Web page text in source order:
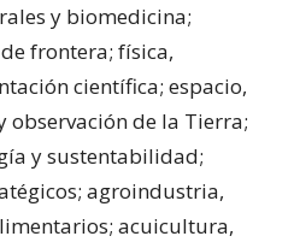
y biomedicina;
frontera; física,
científica; espacio,
observación de la Tierra;
y sustentabilidad;
agroindustria,
acuicultura,